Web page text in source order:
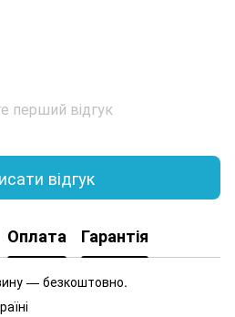
перший відгук
відгук
Оплата Гарантія
— безкоштовно.